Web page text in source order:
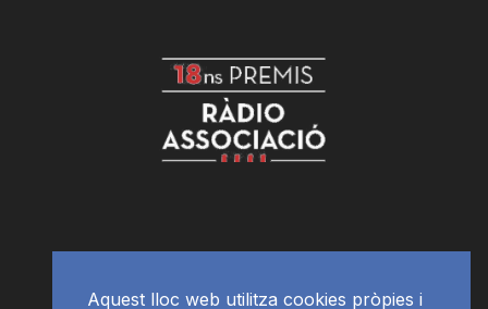
Aquest lloc web utilitza cookies pròpies i